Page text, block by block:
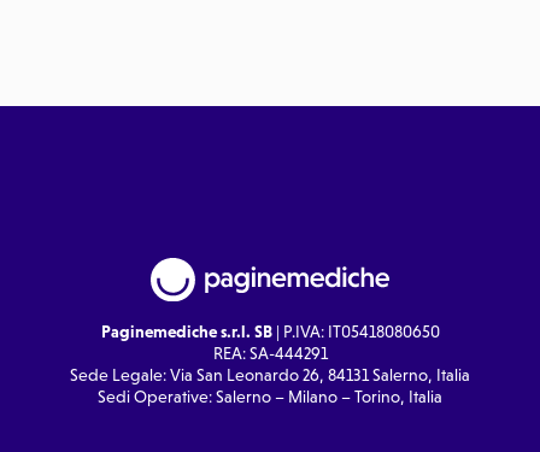
Paginemediche s.r.l. SB| P.IVA: IT05418080650
REA: SA-444291
Sede Legale: Via San Leonardo 26, 84131 Salerno, Italia
Sedi Operative: Salerno – Milano – Torino, Italia